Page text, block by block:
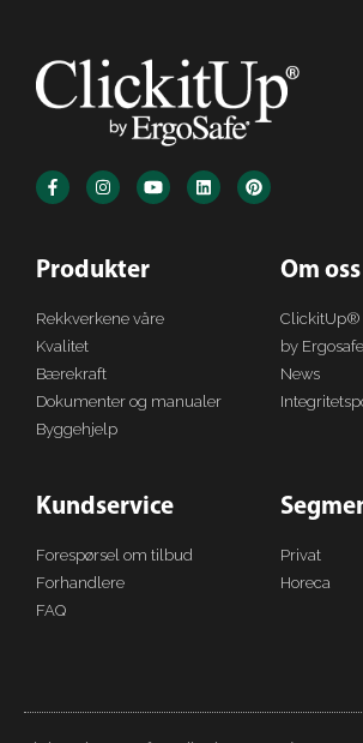
Kundservice
Forespørsel om tilbud
Forhandlere
FAQ
Produkter
Rekkverkene våre
Kvalitet
Bærekraft
Dokumenter og manualer
Byggehjelp
Om oss
ClickitUp®
by
News
Privat
Horeca